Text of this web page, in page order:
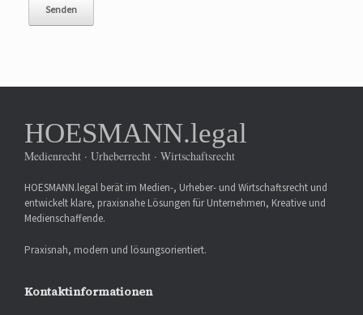
HOESMANN.legal
Medienrecht · Urheberrecht · Wirtschaftsrecht
HOESMANN.legal berät im Medien-, Urheber- und Wirtschaftsrecht und
entwickelt klare, praxisnahe Lösungen für Unternehmen, Kreative und
Medienschaffende.
Praxisnah, modern und lösungsorientiert.
Kontaktinformationen